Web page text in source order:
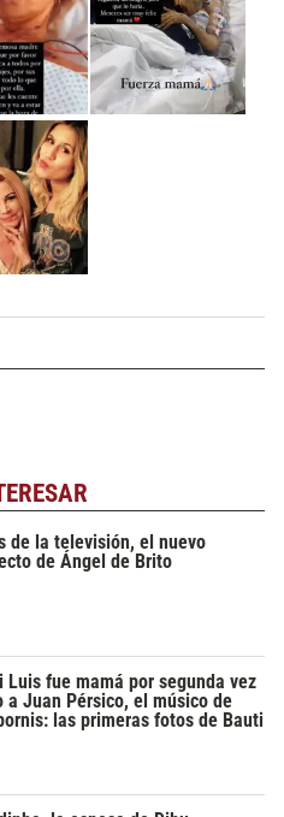
de la televisión, el nuevo
de Ángel de Brito
Luis fue mamá por segunda vez
a Juan Pérsico, el músico de
las primeras fotos de Bauti